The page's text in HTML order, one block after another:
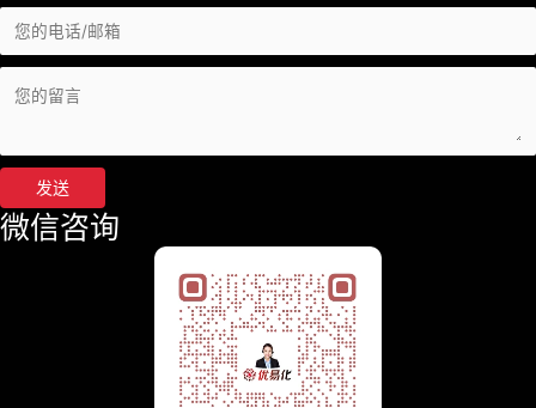
发送
微信咨询